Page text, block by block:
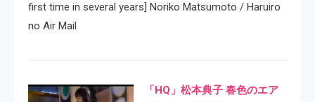
first time in several years] Noriko Matsumoto / Haruiro
no Air Mail
「HQ」松本典子 春色のエア